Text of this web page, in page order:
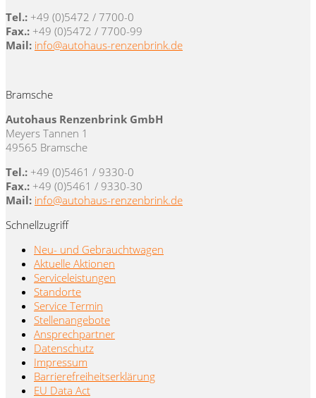
Tel.: +49 (0)5472 / 7700-0
Fax.: +49 (0)5472 / 7700-99
Mail: info@autohaus-renzenbrink.de
Bramsche
Autohaus Renzenbrink GmbH
Meyers Tannen 1
49565 Bramsche
Tel.: +49 (0)5461 / 9330-0
Fax.: +49 (0)5461 / 9330-30
Mail: info@autohaus-renzenbrink.de
Schnellzugriff
Neu- und Gebrauchtwagen
Aktuelle Aktionen
Serviceleistungen
Standorte
Service Termin
Stellenangebote
Ansprechpartner
Datenschutz
Impressum
Barrierefreiheitserklärung
EU Data Act